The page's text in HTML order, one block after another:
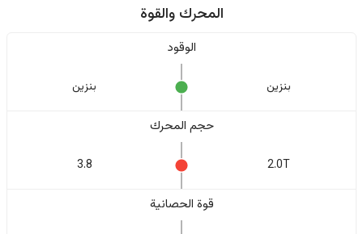
المحرك والقوة
الوقود
بنزين بنزين
حجم المحرك
2.0T
3.8
قوة الحصانية